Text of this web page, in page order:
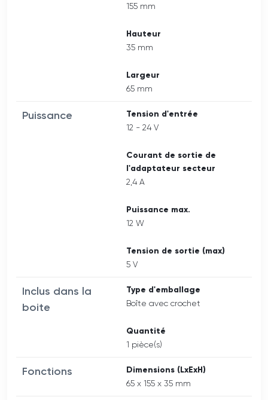
155 mm
Hauteur
35 mm
Largeur
65 mm
Puissance Tension d'entrée
12 - 24 V
Courant de sortie de
l'adaptateur secteur
2,4 A
Puissance max.
12 W
Tension de sortie (max)
5 V
Inclus dans la
boite
Type d'emballage
Boîte avec crochet
Quantité
1 pièce(s)
Fonctions Dimensions (LxExH)
65 x 155 x 35 mm